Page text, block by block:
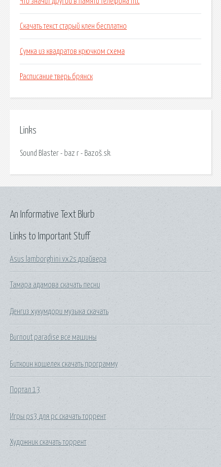
Скачать текст старый клен бесплатно
Сумка из квадратов крючком схема
Расписание тверь брянск
Links
Sound Blaster - baz r - Bazoš.sk.
Links to Important Stuff
Asus lamborghini vx2s драйвера
Тамара адамова скачать песни
Денгиз хукумдори музыка скачать
Burnout paradise все машины
Биткоин кошелек скачать программу
Портал 13
Игры ps3 для pc скачать торрент
Художник скачать торрент
An Informative Text Blurb